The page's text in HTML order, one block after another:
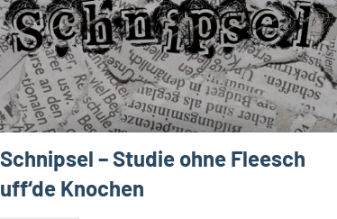
Schnipsel – Studie ohne Fleesch
uff‘de Knochen